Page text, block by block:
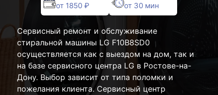
от 1850 ₽ от 30 мин
Сервисный ремонт и обслуживание
стиральной машины LG F10B8SD0
осуществляется как с выездом на дом, так и
на базе сервисного центра LG в Ростове-на-
Дону. Выбор зависит от типа поломки и
пожелания клиента. Сервисный центр